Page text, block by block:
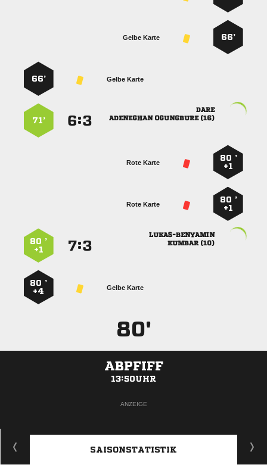
66’
Gelbe Karte
Gelbe Karte
66’

  
:
71’
80 ’
+1
Rote Karte
80 ’
+1
Rote Karte

 
:
80 ’
+1
Gelbe Karte
80 ’
+4
80'
ABPFIFF
13:50UHR
ANZEIGE
SAISONSTATISTIK